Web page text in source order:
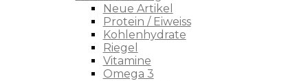
Neue Artikel
Protein / Eiweiss
Kohlenhydrate
Riegel
Vitamine
Omega 3